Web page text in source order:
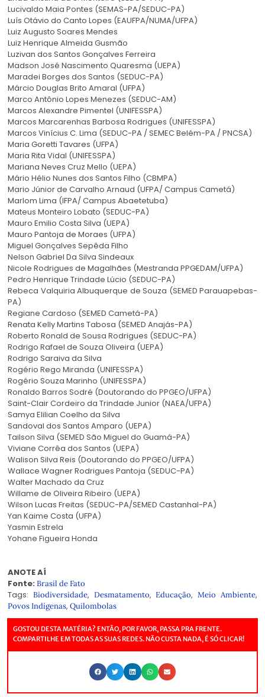
Lucivaldo Maia Pontes (SEMAS-PA/SEDUC-PA)
Luís Otávio do Canto Lopes (EAUFPA/NUMA/UFPA)
Luiz Augusto Soares Mendes
Luiz Henrique Almeida Gusmão
Luzivan dos Santos Gonçalves Ferreira
Madson José Nascimento Quaresma (UEPA)
Maradei Borges dos Santos (SEDUC-PA)
Márcio Douglas Brito Amaral (UFPA)
Marco Antônio Lopes Menezes (SEDUC-AM)
Marcos Alexandre Pimentel (UNIFESSPA)
Marcos Marcarenhas Barbosa Rodrigues (UNIFESSPA)
Marcos Vinícius C. Lima (SEDUC-PA / SEMEC Belém-PA / PNCSA)
Maria Goretti Tavares (UFPA)
Maria Rita Vidal (UNIFESSPA)
Mariana Neves Cruz Mello (UEPA)
Mário Hélio Nunes dos Santos Filho (CBMPA)
Mario Júnior de Carvalho Arnaud (UFPA/ Campus Cametá)
Marlom Lima (IFPA/ Campus Abaetetuba)
Mateus Monteiro Lobato (SEDUC-PA)
Mauro Emilio Costa Silva (UEPA)
Mauro Pantoja de Moraes (UFPA)
Miguel Gonçalves Sepêda Filho
Nelson Gabriel Da Silva Sindeaux
Nicole Rodrigues de Magalhães (Mestranda PPGEDAM/UFPA)
Pedro Henrique Trindade Lúcio (SEDUC-PA)
Rebeca Valquiria Albuquerque de Souza (SEMED Parauapebas-
PA)
Regiane Cardoso (SEMED Cametá-PA)
Renata Kelly Martins Tabosa (SEMED Anajás-PA)
Roberto Ronald de Sousa Rodrigues (SEDUC-PA)
Rodrigo Rafael de Souza Oliveira (UEPA)
Rodrigo Saraiva da Silva
Rogério Rego Miranda (UNIFESSPA)
Rogério Souza Marinho (UNIFESSPA)
Ronaldo Barros Sodré (Doutorando do PPGEO/UFPA)
Saint-Clair Cordeiro da Trindade Junior (NAEA/UFPA)
Samya Elilian Coelho da Silva
Sandoval dos Santos Amparo (UEPA)
Tailson Silva (SEMED São Miguel do Guamá-PA)
Viviane Corrêa dos Santos (UEPA)
Walison Silva Reis (Doutorando do PPGEO/UFPA)
Wallace Wagner Rodrigues Pantoja (SEDUC-PA)
Walter Machado da Cruz
Willame de Oliveira Ribeiro (UEPA)
Wilson Lucas Freitas (SEDUC-PA/SEMED Castanhal-PA)
Yan Kaime Costa (UFPA)
Yasmin Estrela
Yohane Figueira Honda
ANOTE AÍ
Fonte: Brasil de Fato
Tags: Biodiversidade, Desmatamento,Educação,Meio Ambiente,
Povos Indígenas, Quilombolas
GOSTOU DESTA MATÉRIA? ENTÃO, POR FAVOR, PASSA PRA FRENTE.
COMPARTILHE EM TODAS AS SUAS REDES. NÃO CUSTA NADA, É SÓ CLICAR!